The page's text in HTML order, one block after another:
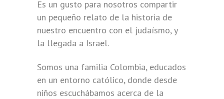
Es un gusto para nosotros compartir
un pequeño relato de la historia de
nuestro encuentro con el judaísmo, y
la llegada a Israel.
Somos una familia Colombia, educados
en un entorno católico, donde desde
niños escuchábamos acerca de la